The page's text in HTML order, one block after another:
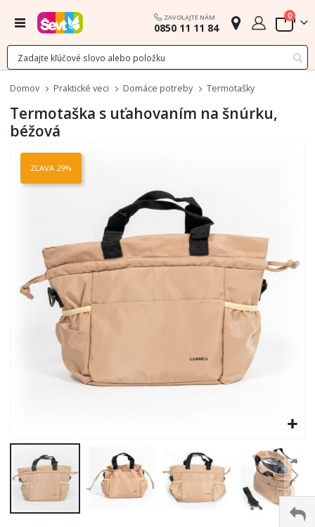
Menu ZAVOLAJTE NÁM
0850 11 11 84 Cart
0
Domov Praktické veci Domáce potreby Termotašky
Termotaška s uťahovaním na šnúrku,
béžová
koniec
ZĽAVA 29%